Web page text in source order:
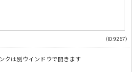
（ID:9267）
クは別ウインドウで開きます